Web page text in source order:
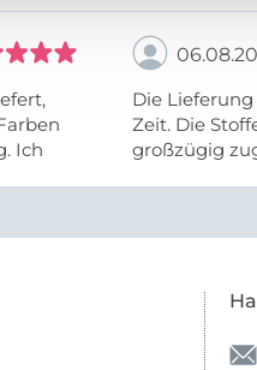
Ich
Die
Zeit. Die Stoffe sind super und
großzügig